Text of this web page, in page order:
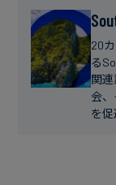
20
る
関
会
を促